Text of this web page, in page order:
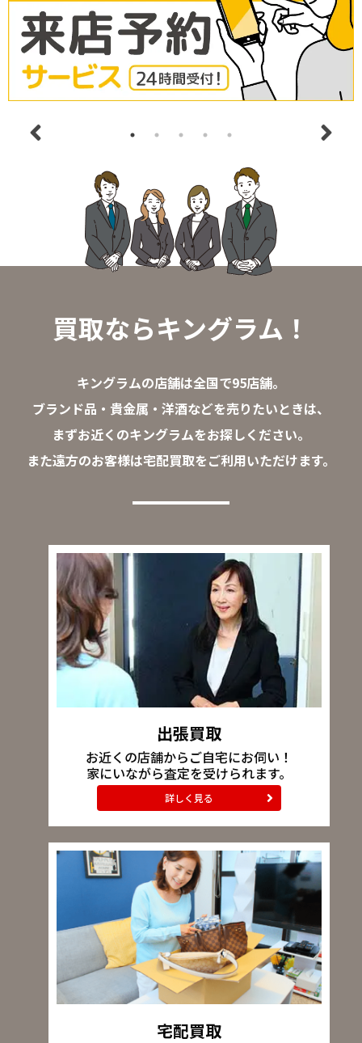
買取ならキングラム！
キングラムの店舗は全国で95店舗。
ブランド品・貴金属・洋酒などを売りたいときは、
まずお近くのキングラムをお探しください。
また遠方のお客様は宅配買取をご利用いただけます。
出張買取
お近くの店舗からご自宅にお伺い！
家にいながら査定を受けられます。
詳しく見る
宅配買取